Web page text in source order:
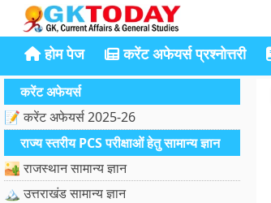
होम पेज करेंट अफेयर्स प्रश्नोत्तरी
करेंट अफेयर्स
📝 करेंट अफेयर्स 2025-26
राज्य स्तरीय PCS परीक्षाओं हेतु सामान्य ज्ञान
🏜️ राजस्थान सामान्य ज्ञान
🏔️ उत्तराखंड सामान्य ज्ञान